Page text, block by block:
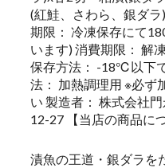
(紅鮭、さわら、銀ダ
期限： 冷凍保存にて
います) 消費期限： 解
保存方法： -18℃以下
法： 加熱調理用 ※必ず
い 製造者： 株式会社
12-27 【当店の商品に
漬魚の王道・銀ダラを